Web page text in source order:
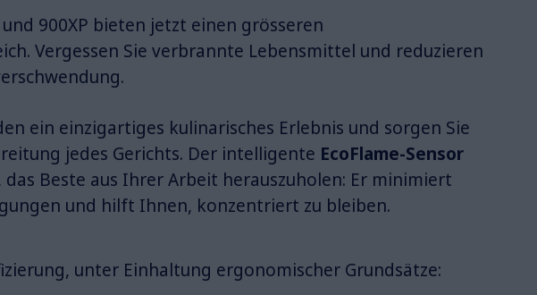
und 900XP bieten jetzt einen grösseren
Vergessen Sie verbrannte Lebensmittel und reduzieren
ein einzigartiges kulinarisches Erlebnis und sorgen Sie
jedes Gerichts. Der intelligente EcoFlame-Sensor
Beste aus Ihrer Arbeit herauszuholen: Er minimiert
und hilft Ihnen, konzentriert zu bleiben.
unter Einhaltung ergonomischer Grundsätze: